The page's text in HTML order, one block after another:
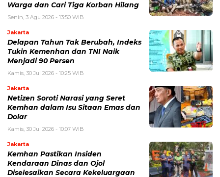
Warga dan Cari Tiga Korban Hilang
Senin, 3 Agu 2026 - 13:50 WIB
Jakarta
Delapan Tahun Tak Berubah, Indeks
Tukin Kemenhan dan TNI Naik
Menjadi 90 Persen
Kamis, 30 Jul 2026 - 10:25 WIB
Jakarta
Netizen Soroti Narasi yang Seret
Kemhan dalam Isu Sitaan Emas dan
Dolar
Kamis, 30 Jul 2026 - 10:07 WIB
Jakarta
Kemhan Pastikan Insiden
Kendaraan Dinas dan Ojol
Diselesaikan Secara Kekeluargaan